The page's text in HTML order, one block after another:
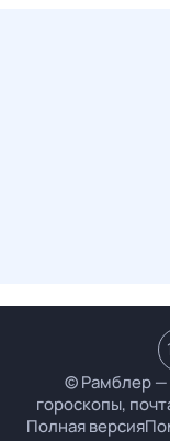
© Рамблер —
гороскопы,
Полная версия